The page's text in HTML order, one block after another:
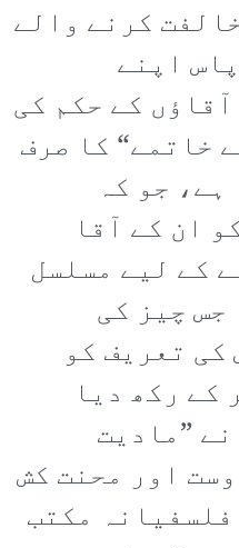
کرنے والے
اپنے
کے حکم کی
خاتمے“ کا صرف
جو کہ
ان کے آقا
کے لیے مسلسل
جس چیز کی
کی تعریف کو
کے رکھ دیا
”مادیت
اور محنت کش
مکتب